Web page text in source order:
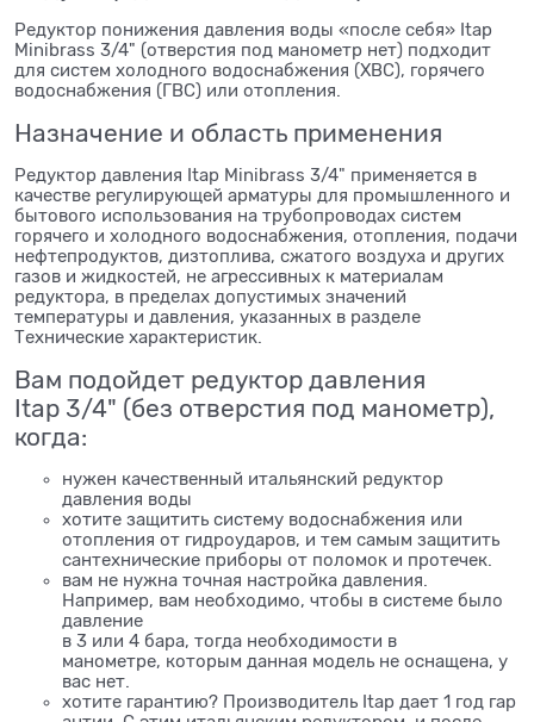
Редуктор понижения давления воды «после себя» Itap
Minibrass 3/4" (отверстия под манометр нет) подходит
для систем холодного водоснабжения (ХВС), горячего
водоснабжения (ГВС) или отопления.
Назначение и область применения
Редуктор давления Itap Minibrass 3/4" применяется в
качестве регулирующей арматуры для промышленного и
бытового использования на трубопроводах систем
горячего и холодного водоснабжения, отопления, подачи
нефтепродуктов, дизтоплива, сжатого воздуха и других
газов и жидкостей, не агрессивных к материалам
редуктора, в пределах допустимых значений
температуры и давления, указанных в разделе
Технические характеристик.
Вам подойдет редуктор давления
Itap 3/4" (без отверстия под манометр),
когда:
нужен качественный итальянский редуктор
давления воды
хотите защитить систему водоснабжения или
отопления от гидроударов, и тем самым защитить
сантехнические приборы от поломок и протечек.
вам не нужна точная настройка давления.
Например, вам необходимо, чтобы в системе было
давление
в 3 или 4 бара, тогда необходимости в
манометре, которым данная модель не оснащена, у
вас нет.
хотите гарантию? Производитель Itap дает 1 год гар